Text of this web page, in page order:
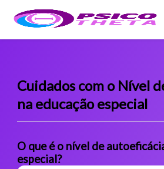
Blog
Glossário
Fale Conosco
Cuidados com o Nível
na educação especial
O que é o nível de
especial?